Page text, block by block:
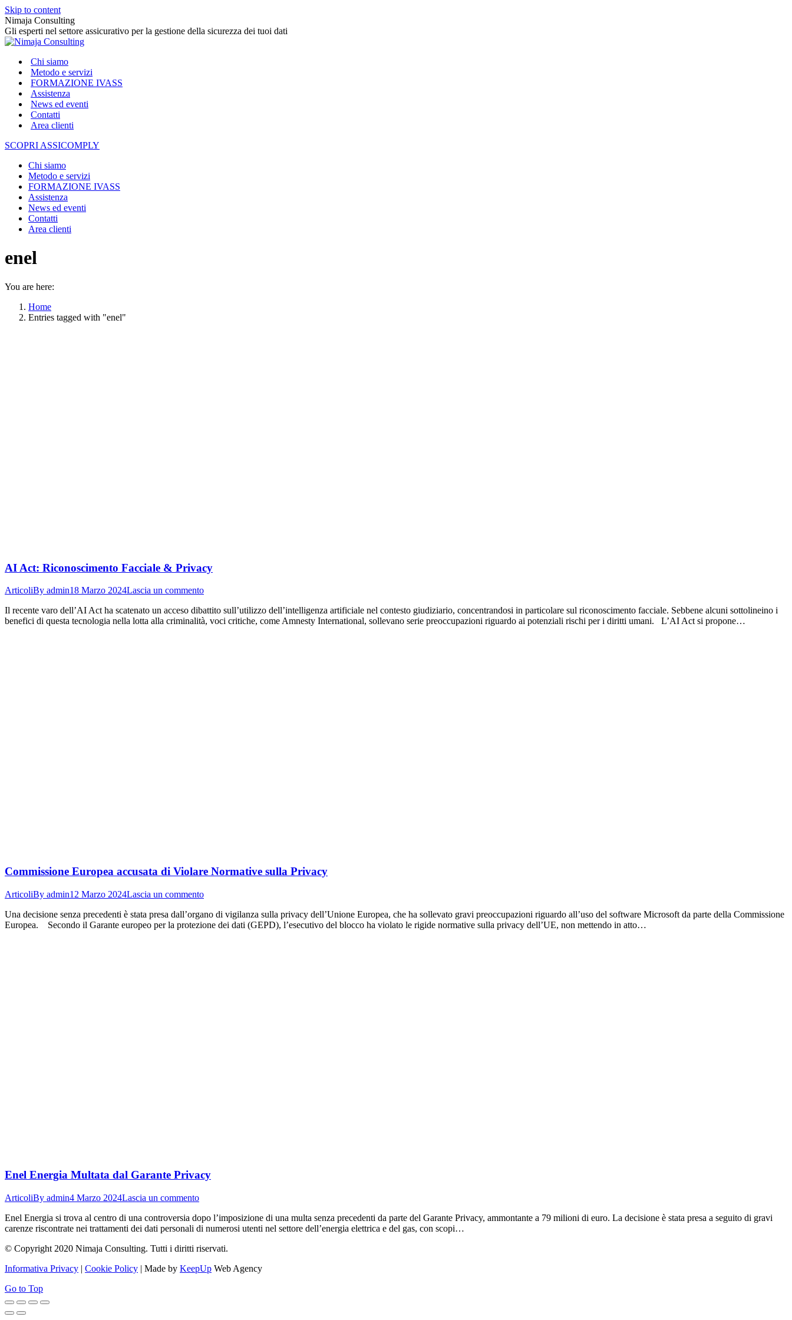
Skip to content
Nimaja Consulting
Gli esperti nel settore assicurativo per la gestione della sicurezza dei tuoi dati
Chi siamo
Metodo e servizi
FORMAZIONE IVASS
Assistenza
News ed eventi
Contatti
Area clienti
SCOPRI ASSICOMPLY
Chi siamo
Metodo e servizi
FORMAZIONE IVASS
Assistenza
News ed eventi
Contatti
Area clienti
enel
You are here:
Home
Entries tagged with "enel"
AI Act: Riconoscimento Facciale & Privacy
ArticoliBy admin18 Marzo 2024Lascia un commento
Il recente varo dell’AI Act ha scatenato un acceso dibattito sull’utilizzo dell’intelligenza artificiale nel contesto giudiziario, concentrandosi in particolare sul riconoscimento facciale. Sebbene alcuni sottolineino i
benefici di questa tecnologia nella lotta alla criminalità, voci critiche, come Amnesty International, sollevano serie preoccupazioni riguardo ai potenziali rischi per i diritti umani. L’AI Act si propone…
Commissione Europea accusata di Violare Normative sulla Privacy
ArticoliBy admin12 Marzo 2024Lascia un commento
Una decisione senza precedenti è stata presa dall’organo di vigilanza sulla privacy dell’Unione Europea, che ha sollevato gravi preoccupazioni riguardo all’uso del software Microsoft da parte della Commissione
Europea. Secondo il Garante europeo per la protezione dei dati (GEPD), l’esecutivo del blocco ha violato le rigide normative sulla privacy dell’UE, non mettendo in atto…
Enel Energia Multata dal Garante Privacy
ArticoliBy admin4 Marzo 2024Lascia un commento
Enel Energia si trova al centro di una controversia dopo l’imposizione di una multa senza precedenti da parte del Garante Privacy, ammontante a 79 milioni di euro. La decisione è stata presa a seguito di gravi
carenze riscontrate nei trattamenti dei dati personali di numerosi utenti nel settore dell’energia elettrica e del gas, con scopi…
© Copyright 2020 Nimaja Consulting. Tutti i diritti riservati.
Informativa Privacy | Cookie Policy | Made by KeepUp Web Agency
Go to Top